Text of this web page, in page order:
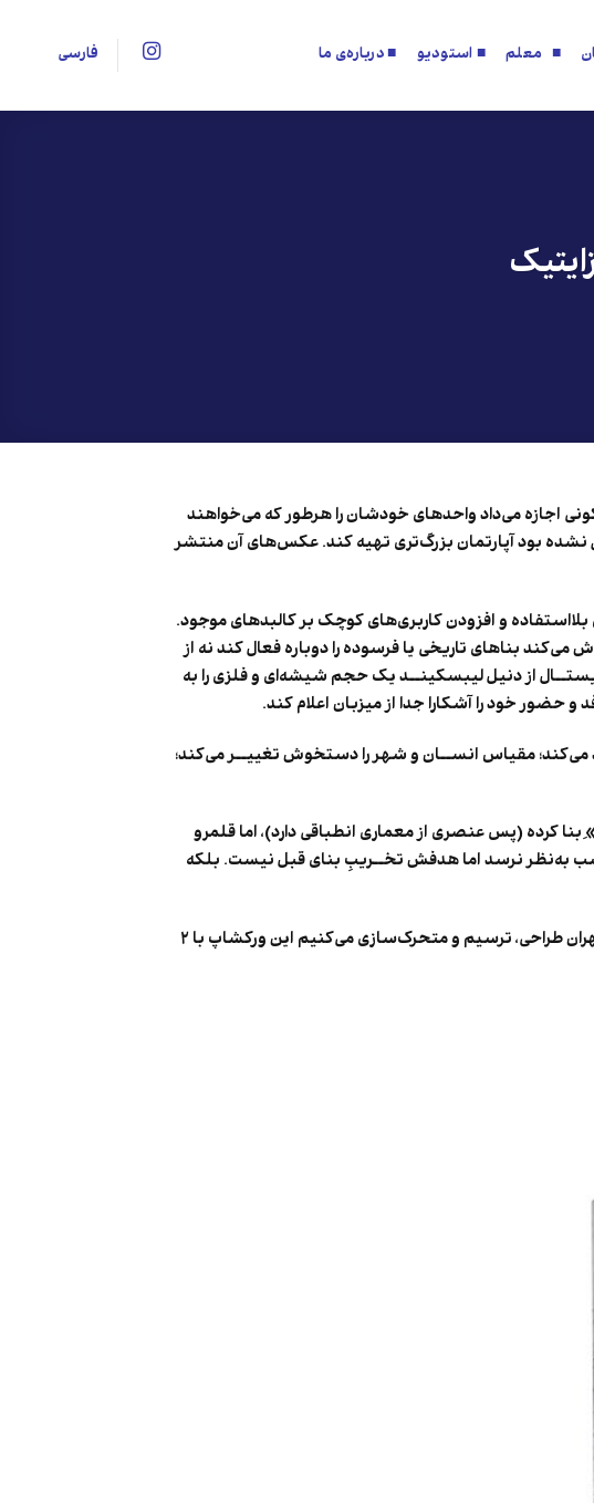
■ معلم ■ استودیو ■ درباره‌ی ما فارسی
اجازه می‌داد واحد‌های خودشان را هرطور که می‌خواهند
نشده بود آپارتمان بزرگ‌تری تهیه کند. عکس‌های آن منتشر
و افزودن کاربری‌های کوچک بر کالبدهای موجود.
می‌کند بناهای تاریخی یا فرسوده را دوباره فعال کند نه از
از دنیل لیبسکینــد یک حجم شیشه‌ای و فلزی را به
خود را آشکارا جدا از میزبان اعلام کند.
می‌کند؛ مقیاس انســان و شهر را دستخوش تغییــر می‌کند؛
بنا کرده (پس عنصری از معماری انطباقی دارد)، اما قلمرو
به‌نظر نرسد اما هدفش تخــریبِ بنای قبل نیست. بلکه
، به روشی دقیق و ساده‌سازی شده یک معماریِ پارازایتیک را در تهران طراحی، ترسیم و متحرک‌سازی می‌کنیم این ورکشاپ با ۲